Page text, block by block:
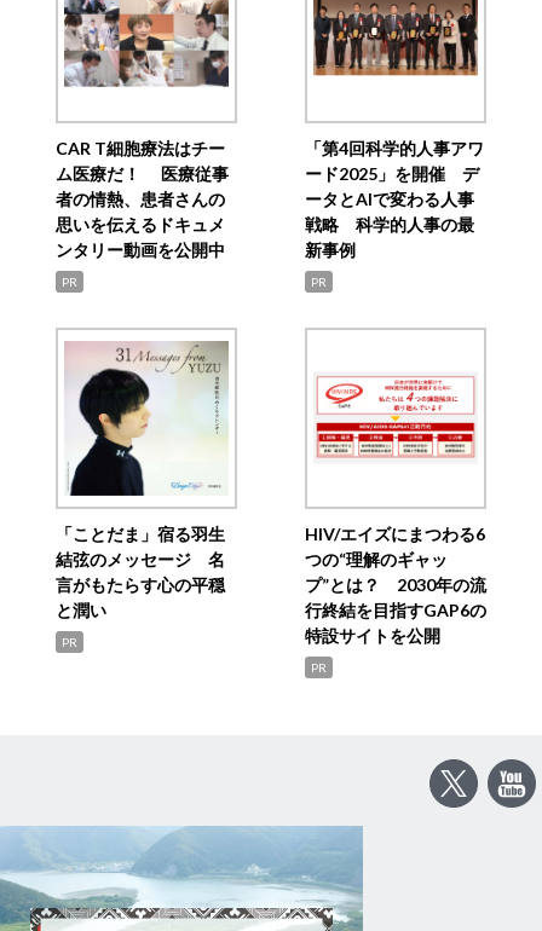
CAR T細胞療法はチー
ム医療だ！ 医療従事
者の情熱、患者さんの
思いを伝えるドキュメ
ンタリー動画を公開中
PR
「第4回科学的人事アワ
ード2025」を開催 デ
ータとAIで変わる人事
戦略 科学的人事の最
新事例
PR
「ことだま」宿る羽生
結弦のメッセージ 名
言がもたらす心の平穏
と潤い
PR
HIV/エイズにまつわる6
つの“理解のギャッ
プ”とは？ 2030年の流
行終結を目指すGAP6の
特設サイトを公開
PR